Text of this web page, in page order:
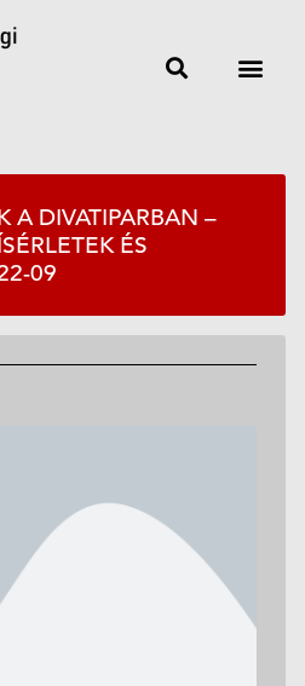
A DIVATIPARBAN –
ÉS
09